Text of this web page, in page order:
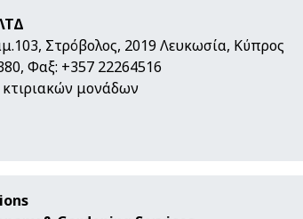
Στρόβολος, 2019 Λευκωσία, Κύπρος
Φαξ: +357 22264516
κτιριακών μονάδων